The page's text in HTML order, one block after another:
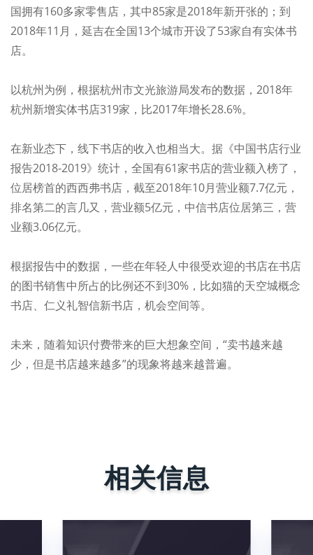
国拥有160多家零售店，其中85家是2018年新开张的；到
2018年11月，延吉在全国13个城市开设了53家自有实体书
店。
以杭州为例，根据杭州市文光旅游局发布的数据，2018年
杭州新增实体书店319家，比2017年增长28.6%。
在新业态下，线下书店的收入也相当大。据《中国书店行业
报告2018-2019》统计，全国有61家书店的营业额入榜了，
位居榜首的西西弗书店，截至2018年10月营业额7.7亿元，
排名第二的言几又，营业额5亿元，中信书店位居第三，营
业额3.06亿元。
根据报告中的数据，一些在年轻人中很受欢迎的书店在书店
的图书销售中所占的比例还不到30%，比如猫的天空城概念
书店、仁义礼智信新书店，机会空间等。
未来，随着知识付费带来的巨大想象空间，“卖书越来越
少，但是书店越来越多”的现象将越来越普遍。
相关信息